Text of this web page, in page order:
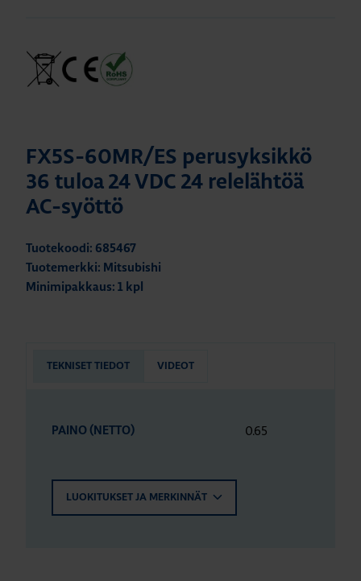
FX5S-60MR/ES perusyksikkö
36 tuloa 24 VDC 24 relelähtöä
AC-syöttö
Tuotekoodi: 685467
Tuotemerkki: Mitsubishi
Minimipakkaus: 1 kpl
TEKNISET TIEDOT VIDEOT
PAINO (NETTO) 0.65
LUOKITUKSET JA MERKINNÄT